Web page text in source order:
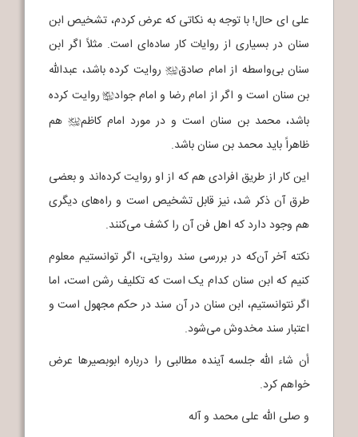
علی ای حال! با توجه به نکاتی که عرض کردم، تشخیص ابن
سنان در بسیاری از روایات کار ساده‌ای است. مثلاً اگر ابن
سنان بی‌واسطه از امام صادقj روایت کرده باشد، عبدالله
بن سنان است و اگر از امام رضا و امام جوادcروایت کرده
باشد، محمد بن سنان است و در مورد امام کاظمj هم
ظاهراً باید محمد بن سنان باشد.
این کار از طریق افرادی هم که از او روایت کرده‌اند و بعضی
طرق آن ذکر شد، نیز قابل تشخیص است و راه‌های دیگری
هم وجود دارد که اهل فن آن را کشف می‌کنند.
نکته آخر آن‌که در بررسی سند روایتی، اگر توانستیم معلوم
کنیم که ابن سنان کدام یک است که تکلیف رشن است، اما
اگر نتوانستیم، ابن سنان در آن سند در حکم مجهول است و
اعتبار سند مخدوش می‌شود.
أن شاء الله جلسه آینده مطالبی را درباره ابوبصیرها عرض
خواهم کرد.
و صلی الله علی محمد و آله